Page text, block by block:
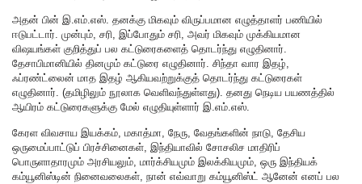
அதன் பின் இ.எம்.எஸ். தனக்கு மிகவும் விருப்பமான எழுத்தாளர் பணியில்
ஈடுபட்டார். முன்பும், சரி, இப்போதும் சரி, அவர் மிகவும் முக்கியமான
விஷயங்கள் குறித்துப் பல கட்டுரைகளைத் தொடர்ந்து எழுதினார்.
தேசாபிமானியில் தினமும் கட்டுரை எழுதினார். சிந்தா வார இதழ்,
ஃப்ரண்ட்லைன் மாத இதழ் ஆகியவற்றுக்குத் தொடர்ந்து கட்டுரைகள்
எழுதினார். (தமிழிலும் நூலாக வெளிவந்துள்ளது). தனது நெடிய பயணத்தில்
ஆயிரம் கட்டுரைகளுக்கு மேல் எழுதியுள்ளார் இ.எம்.எஸ்.
கேரள விவசாய இயக்கம், மகாத்மா, நேரு, வேதங்களின் நாடு, தேசிய
ஒருமைப்பாட்டுப் பிரச்சினைகள், இந்தியாவில் சோசலிச மாதிரிப்
பொருளாதாரமும் அரசியலும், மார்க்சியமும் இலக்கியமும், ஒரு இந்தியக்
கம்யூனிஸ்டின் நினைவலைகள், நான் எவ்வாறு கம்யூனிஸ்ட் ஆனேன் எனப் பல